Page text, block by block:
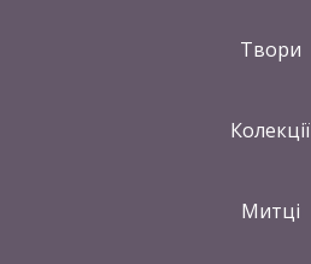
Твори
Колекції
Митці